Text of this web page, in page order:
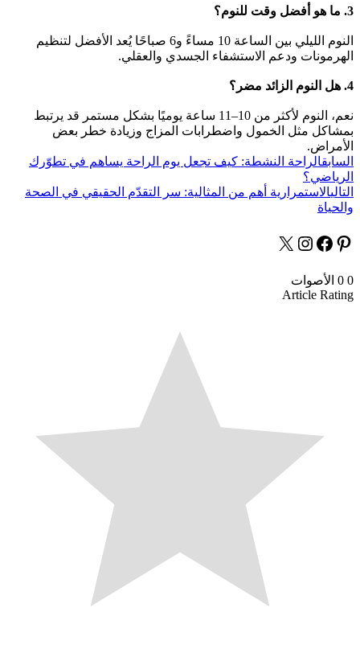
3. ما هو أفضل وقت للنوم؟
النوم الليلي بين الساعة 10 مساءً و6 صباحًا يُعد الأفضل لتنظيم
الهرمونات ودعم الاستشفاء الجسدي والعقلي.
4. هل النوم الزائد مضر؟
نعم، النوم لأكثر من 10–11 ساعة يوميًا بشكل مستمر قد يرتبط
بمشاكل مثل الخمول واضطرابات المزاج وزيادة خطر بعض
الأمراض.
السابقالراحة النشطة: كيف تجعل يوم الراحة يساهم في تطوّرك
الرياضي؟
التاليالاستمرارية أهم من المثالية: سر التقدّم الحقيقي في الصحة
والحياة
0
0 الأصوات
Article Rating